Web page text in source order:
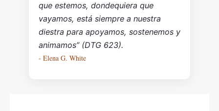
que estemos, dondequiera que
vayamos, está siempre a nuestra
diestra para apoyamos, sostenemos y
animamos” (DTG 623).
- Elena G. White